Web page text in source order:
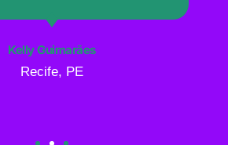
Kelly Guimarães
Recife, PE